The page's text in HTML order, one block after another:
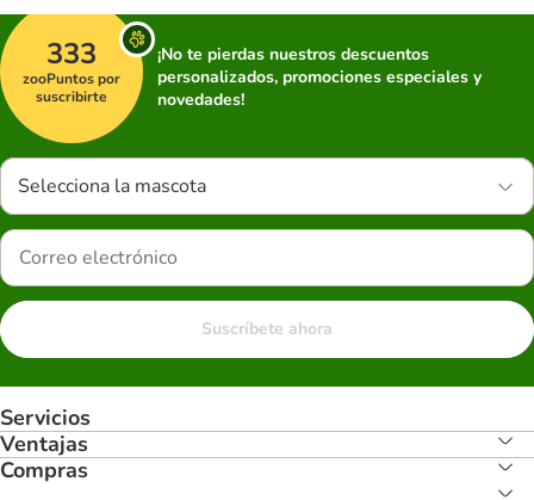
333
zooPuntos por
suscribirte
¡No te pierdas nuestros descuentos
personalizados, promociones especiales y
novedades!
Selecciona la mascota
Suscríbete ahora
Servicios
Ventajas
Compras